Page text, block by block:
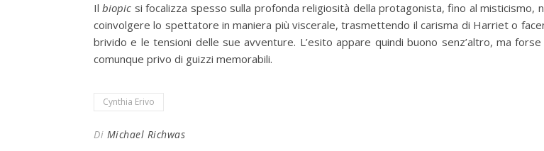
Ilbiopic si focalizza spesso sulla profonda religiosità della protagonista, fino al misticismo,
coinvolgere lo spettatore in maniera più viscerale, trasmettendo il carisma di Harriet o
brivido e le tensioni delle sue avventure. L’esito appare quindi buono senz’altro, ma forse
comunque privo di guizzi memorabili.
Cynthia Erivo
Di Michael Richwas